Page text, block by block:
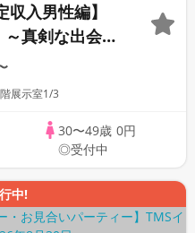
収入男性編】
真剣な出会い
展示室1/3
30〜49歳 0円
◎受付中
中!